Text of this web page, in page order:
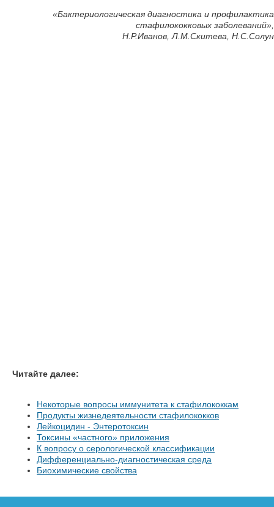
«Бактериологическая диагностика и профилактика
стафилококковых заболеваний»,
Н.Р.Иванов, Л.М.Скитева, Н.С.Солун
Читайте далее:
Некоторые вопросы иммунитета к стафилококкам
Продукты жизнедеятельности стафилококков
Лейкоцидин - Энтеротоксин
Токсины «частного» приложения
К вопросу о серологической классификации
Дифференциально-диагностическая среда
Биохимические свойства